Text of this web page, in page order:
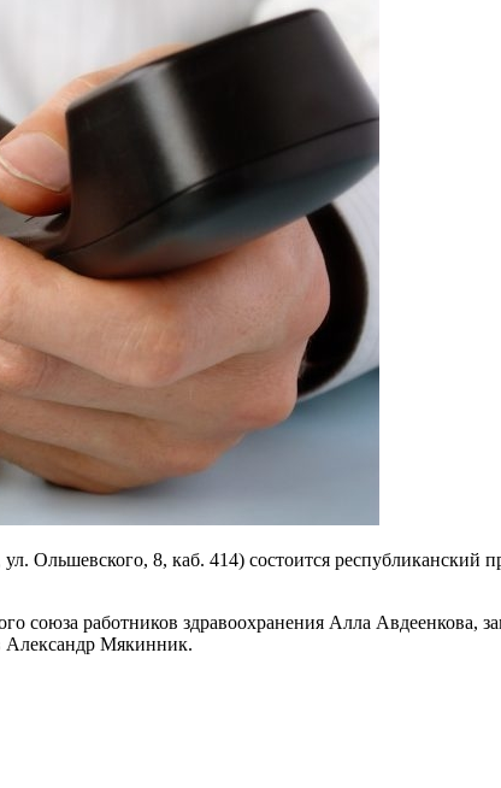
Ольшевского, 8, каб. 414) состоится республиканский
союза работников здравоохранения Алла Авдеенкова,
Александр Мякинник.